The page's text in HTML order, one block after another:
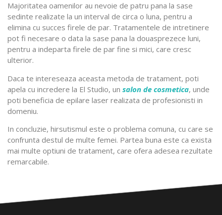
Majoritatea oamenilor au nevoie de patru pana la sase
sedinte realizate la un interval de circa o luna, pentru a
elimina cu succes firele de par. Tratamentele de intretinere
pot fi necesare o data la sase pana la douasprezece luni,
pentru a indeparta firele de par fine si mici, care cresc
ulterior.
Daca te intereseaza aceasta metoda de tratament, poti
apela cu incredere la El Studio, un salon de cosmetica, unde
poti beneficia de epilare laser realizata de profesionisti in
domeniu.
In concluzie, hirsutismul este o problema comuna, cu care se
confrunta destul de multe femei. Partea buna este ca exista
mai multe optiuni de tratament, care ofera adesea rezultate
remarcabile.